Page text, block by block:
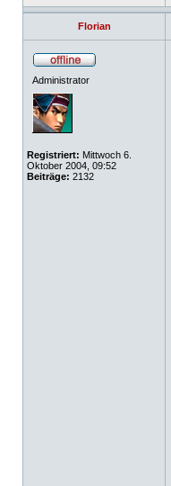
Florian
Administrator
Registriert: Mittwoch 6.
Oktober 2004, 09:52
Beiträge: 2132